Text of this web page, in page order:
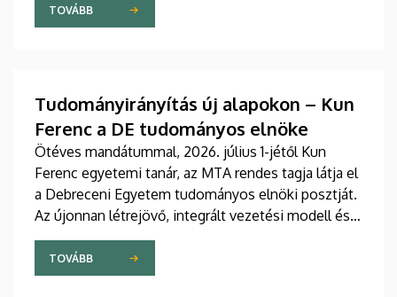
Debreceni Egyetem.
TOVÁBB
Tudományirányítás új alapokon – Kun
Ferenc a DE tudományos elnöke
Ötéves mandátummal, 2026. július 1-jétől Kun
Ferenc egyetemi tanár, az MTA rendes tagja látja el
a Debreceni Egyetem tudományos elnöki posztját.
Az újonnan létrejövő, integrált vezetési modell és a
fokozatosan kiépülő Tudományos Főigazgatóság
célja, hogy a nemzetközi versenyben új szintre
emelje az intézmény kutatási teljesítményét,
TOVÁBB